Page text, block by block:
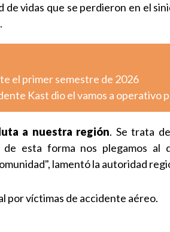
de vidas que se perdieron en el
.
el primer semestre de 2026
Kast dio el vamos a operativo
a nuestra región. Se trata
esta forma nos plegamos al
lamentó la autoridad
por víctimas de accidente aéreo.